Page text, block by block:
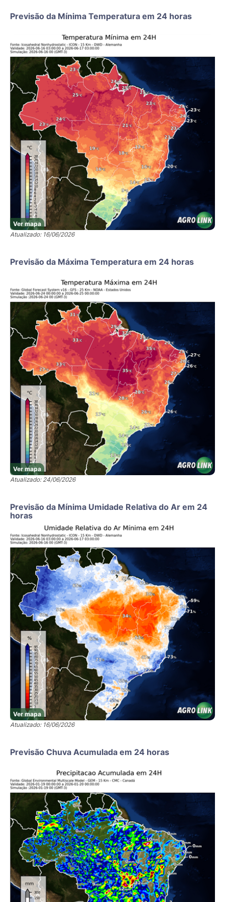
Previsão da Mínima Temperatura em 24 horas
Ver mapa
Atualizado: 16/06/2026
Previsão da Máxima Temperatura em 24 horas
Ver mapa
Atualizado: 24/06/2026
Previsão da Mínima Umidade Relativa do Ar em 24
horas
Ver mapa
Atualizado: 16/06/2026
Previsão Chuva Acumulada em 24 horas